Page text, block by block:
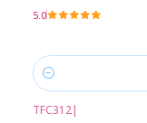
5.0
Cantidad
TFC312